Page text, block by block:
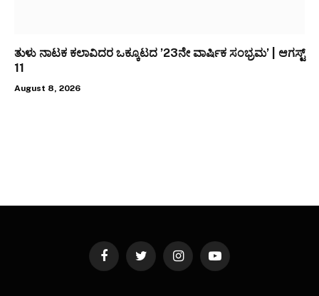
ತುಳು ನಾಟಕ ಕಲಾವಿದರ ಒಕ್ಕೂಟದ ’23ನೇ ವಾರ್ಷಿಕ ಸಂಭ್ರಮ’ | ಆಗಸ್ಟ್
11
August 8, 2026
FacebookTwitter InstagramYouTube